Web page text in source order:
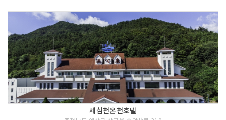
세심천온천호텔